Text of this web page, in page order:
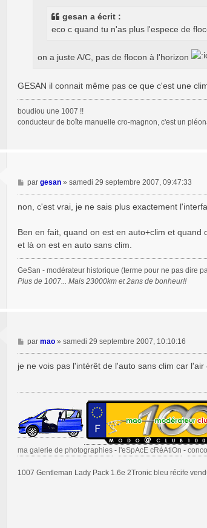
gesan a écrit :
eco c quand tu n'as plus l'espece de
on a juste A/C, pas de flocon à l'horizon
GESAN il connait même pas ce que c'est une
boudiou une 1007 !!
conducteur de boîte manuelle cro-magnon, c'est un
M
e
s
g
e
par gesan» samedi 29 septembre 2007, 09:47:33
non, c'est vrai, je ne sais plus exactement
Ben en fait, quand on est en auto+clim et
et là on est en auto sans clim.
GeSan - modérateur historique (terme pour ne pas dire
Plus de 1007... Mais 23000km et 2ans de bonheur!!
M
e
s
par mao» samedi 29 septembre 2007, 10:10:16
je ne vois pas l'intérêt de l'auto sans clim car
ma galerie de photographies - l'eSpAcE cRéAtiOn -
1007 Gentleman Lady Pack 1.6e 2Tronic bleu récife